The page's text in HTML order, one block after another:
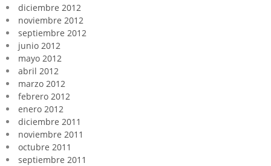
diciembre 2012
noviembre 2012
septiembre 2012
junio 2012
mayo 2012
abril 2012
marzo 2012
febrero 2012
enero 2012
diciembre 2011
noviembre 2011
octubre 2011
septiembre 2011